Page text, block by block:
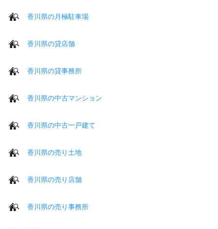
香川県の月極駐車場
香川県の貸店舗
香川県の貸事務所
香川県の中古マンション
香川県の中古一戸建て
香川県の売り土地
香川県の売り店舗
香川県の売り事務所